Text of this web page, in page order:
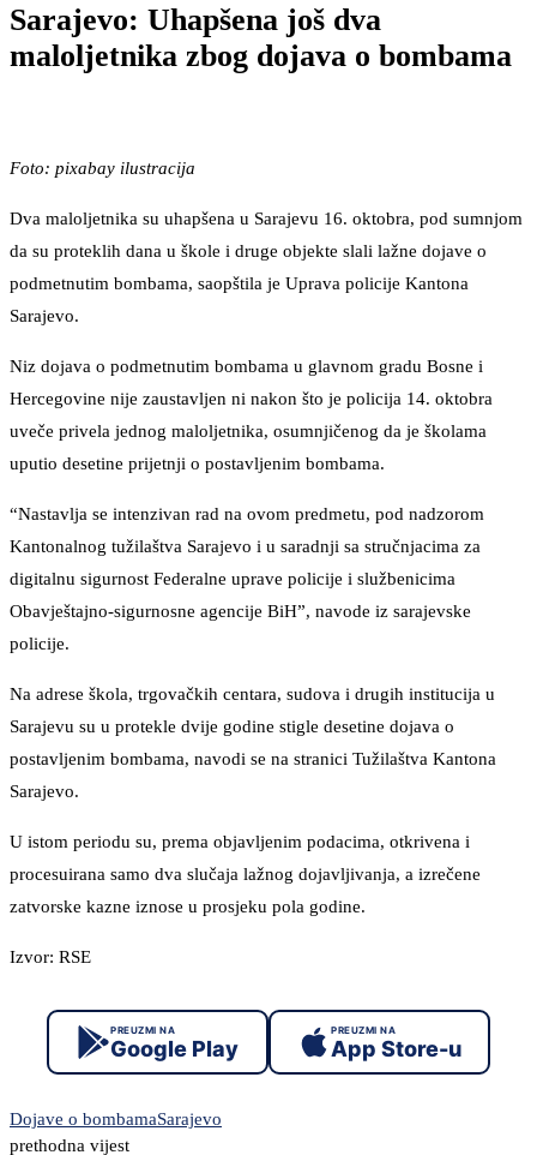
Sarajevo: Uhapšena još dva
maloljetnika zbog dojava o bombama
Foto: pixabay ilustracija
Dva maloljetnika su uhapšena u Sarajevu 16. oktobra, pod sumnjom
da su proteklih dana u škole i druge objekte slali lažne dojave o
podmetnutim bombama, saopštila je Uprava policije Kantona
Sarajevo.
Niz dojava o podmetnutim bombama u glavnom gradu Bosne i
Hercegovine nije zaustavljen ni nakon što je policija 14. oktobra
uveče privela jednog maloljetnika, osumnjičenog da je školama
uputio desetine prijetnji o postavljenim bombama.
“Nastavlja se intenzivan rad na ovom predmetu, pod nadzorom
Kantonalnog tužilaštva Sarajevo i u saradnji sa stručnjacima za
digitalnu sigurnost Federalne uprave policije i službenicima
Obavještajno-sigurnosne agencije BiH”, navode iz sarajevske
policije.
Na adrese škola, trgovačkih centara, sudova i drugih institucija u
Sarajevu su u protekle dvije godine stigle desetine dojava o
postavljenim bombama, navodi se na stranici Tužilaštva Kantona
Sarajevo.
U istom periodu su, prema objavljenim podacima, otkrivena i
procesuirana samo dva slučaja lažnog dojavljivanja, a izrečene
zatvorske kazne iznose u prosjeku pola godine.
Izvor: RSE
PREUZMI NA
Google Play
PREUZMI NA
App Store-u
Dojave o bombamaSarajevo
prethodna vijest